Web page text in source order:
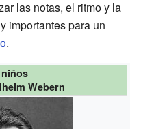
las notas, el ritmo y la
importantes para un
.
Webern